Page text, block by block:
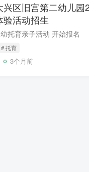
兴区旧宫第二幼儿园
验活动招生
# 托育
3个月前